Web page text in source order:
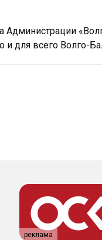
Администрации
для всего Волго-
реклама